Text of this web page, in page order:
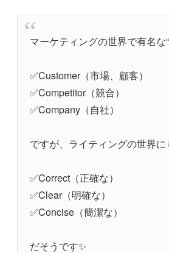
マーケティングの世界で有名な
✅Customer（市場、顧客）
✅Competitor（競合）
✅Company（自社）
ですが、ライティングの世界に
✅Correct（正確な）
✅Clear（明確な）
✅Concise（簡潔な）
だそうです✨